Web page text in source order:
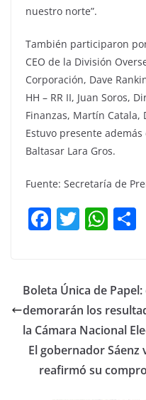
nuestro norte”.
También participaron
CEO de la División
Corporación, Dave
HH – RR II, Juan Soros,
Finanzas, Martín Catala,
Estuvo presente
Baltasar Lara Gros.
Fuente: Secretaría de
F
e
b
o
o
k
T
er
W
s
A
p
p
Boleta Única de
demorarán los
la Cámara Nacional
El gobernador
reafirmó su